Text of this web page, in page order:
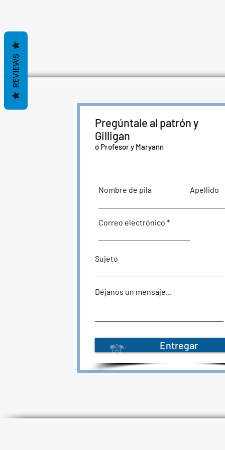
Pregúntale al patrón y
Gilligan
o Profesor y Maryann
Nombre de pila Apellido
Correo electrónico
Sujeto
Déjanos un mensaje...
Entregar
REVIEWS